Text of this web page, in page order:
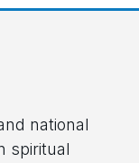
national
spiritual